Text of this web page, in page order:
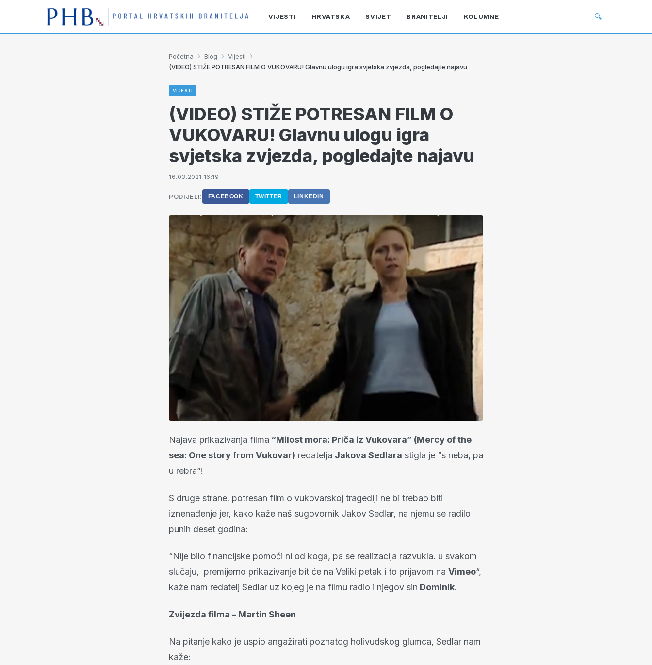
VIJESTI HRVATSKA SVIJET BRANITELJI KOLUMNE 🔍
Početna › Blog › Vijesti ›
(VIDEO) STIŽE POTRESAN FILM O VUKOVARU! Glavnu ulogu igra svjetska zvjezda, pogledajte najavu
VIJESTI
(VIDEO) STIŽE POTRESAN FILM O
VUKOVARU! Glavnu ulogu igra
svjetska zvjezda, pogledajte najavu
16.03.2021 16:19
PODIJELI: FACEBOOK TWITTER LINKEDIN
Najava prikazivanja filma “Milost mora: Priča iz Vukovara” (Mercy of the
sea: One story from Vukovar) redatelja Jakova Sedlara stigla je “s neba, pa
u rebra”!
S druge strane, potresan film o vukovarskoj tragediji ne bi trebao biti
iznenađenje jer, kako kaže naš sugovornik Jakov Sedlar, na njemu se radilo
punih deset godina:
“Nije bilo financijske pomoći ni od koga, pa se realizacija razvukla. u svakom
slučaju, premijerno prikazivanje bit će na Veliki petak i to prijavom na Vimeo“,
kaže nam redatelj Sedlar uz kojeg je na filmu radio i njegov sin Dominik.
Zvijezda filma – Martin Sheen
Na pitanje kako je uspio angažirati poznatog holivudskog glumca, Sedlar nam
kaže: